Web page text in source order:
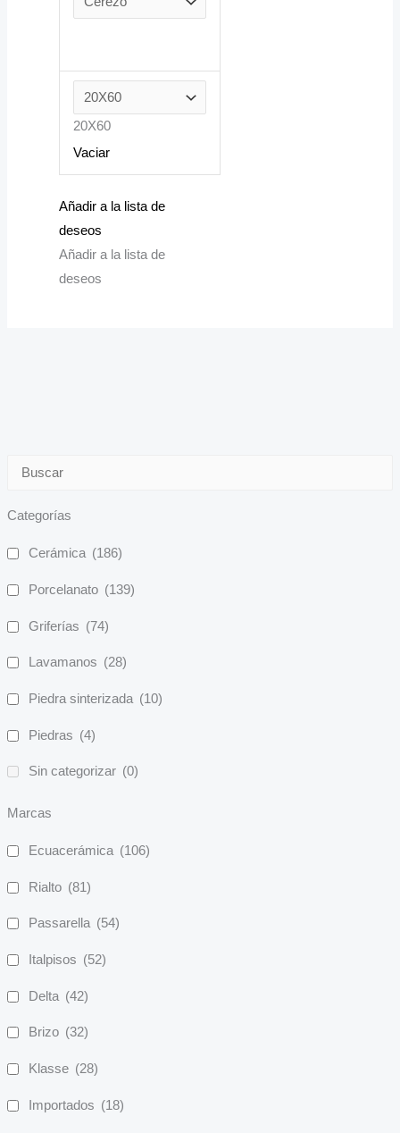
Categorías
Cerámica (186)
Porcelanato (139)
Griferías (74)
Lavamanos (28)
Piedra sinterizada (10)
Piedras (4)
Sin categorizar (0)
Marcas
Ecuacerámica (106)
Rialto (81)
Passarella (54)
Italpisos (52)
Delta (42)
Brizo (32)
Klasse (28)
Importados (18)
20X60
Vaciar
Añadir a la lista de
deseos
Añadir a la lista de
deseos